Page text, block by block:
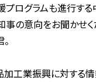
ログラムも進行す
の意向をお聞かせく
工業振興に対する情